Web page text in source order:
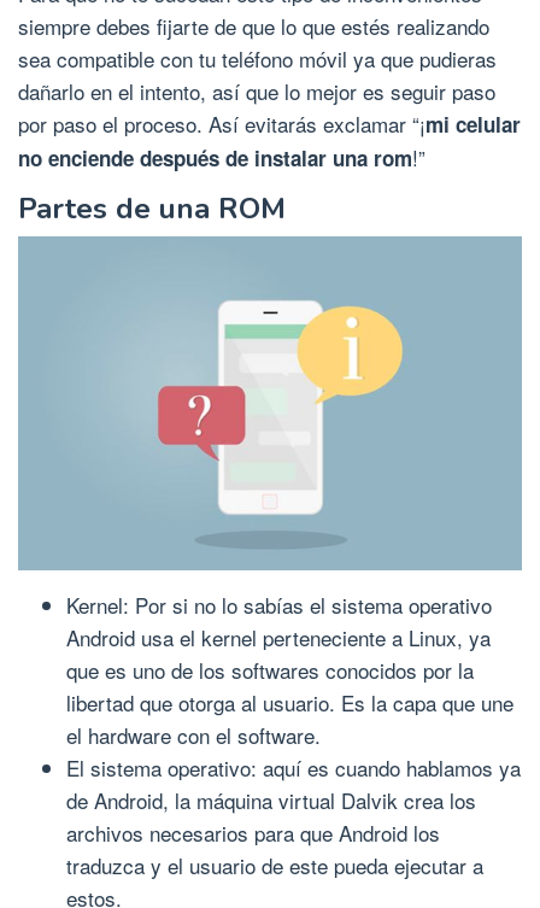
siempre debes fijarte de que lo que estés realizando
sea compatible con tu teléfono móvil ya que pudieras
dañarlo en el intento, así que lo mejor es seguir paso
por paso el proceso. Así evitarás exclamar “¡mi celular
no enciende después de instalar una rom!”
Partes de una ROM
Kernel: Por si no lo sabías el sistema operativo
Android usa el kernel perteneciente a Linux, ya
que es uno de los softwares conocidos por la
libertad que otorga al usuario. Es la capa que une
el hardware con el software.
El sistema operativo: aquí es cuando hablamos ya
de Android, la máquina virtual Dalvik crea los
archivos necesarios para que Android los
traduzca y el usuario de este pueda ejecutar a
estos.